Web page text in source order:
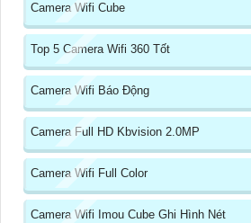
Camera Wifi Cube
Top 5 Camera Wifi 360 Tốt
Camera Wifi Báo Động
Camera Full HD Kbvision 2.0MP
Camera Wifi Full Color
Camera Wifi Imou Cube Ghi Hình Nét